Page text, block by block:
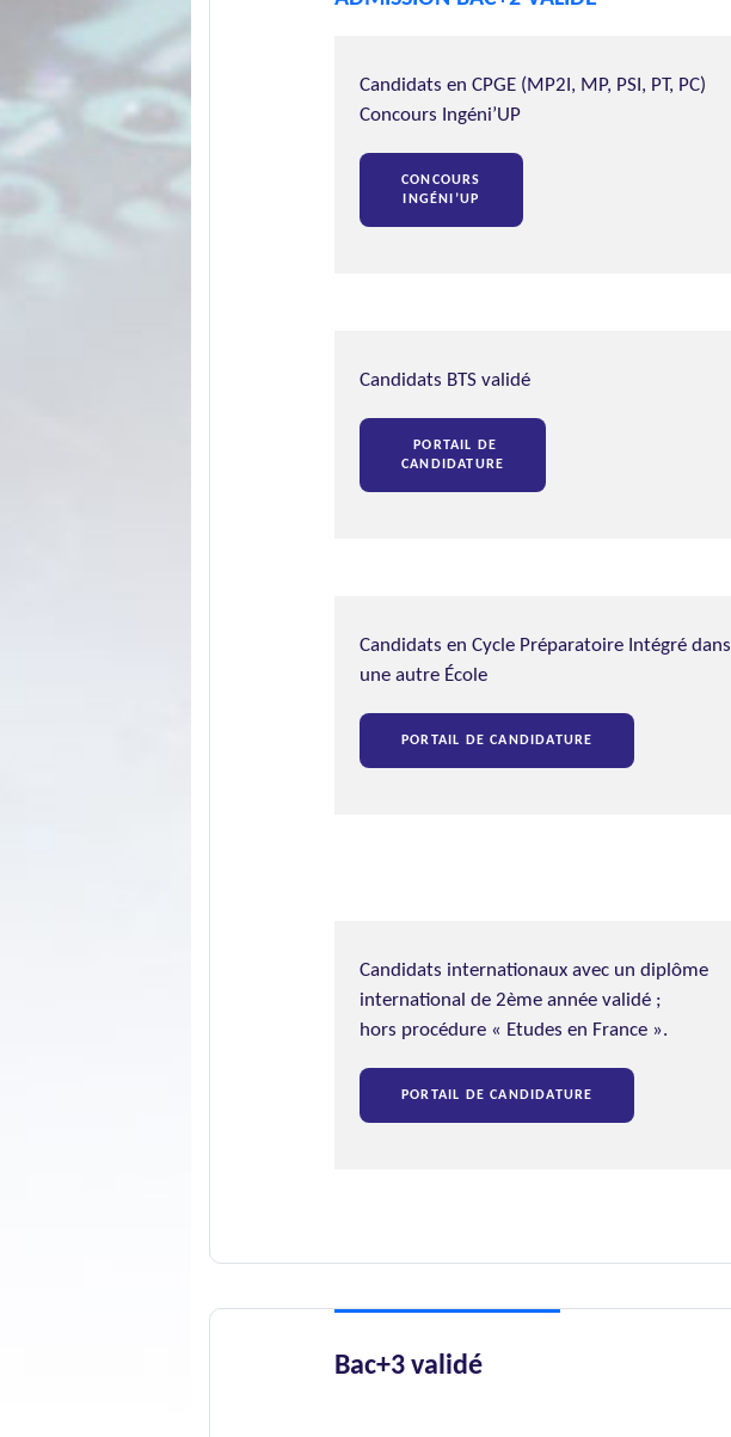
Candidats en CPGE (MP2I, MP, PSI, PT, PC)
Concours Ingéni’UP
CONCOURS
INGÉNI’UP
Candidats BTS validé
PORTAIL DE
CANDIDATURE
Candidats en Cycle Préparatoire Intégré dans
une autre École
PORTAIL DE CANDIDATURE
Candidats internationaux avec un diplôme
international de 2ème année validé ;
hors procédure « Etudes en France ».
PORTAIL DE CANDIDATURE
Bac+3 validé